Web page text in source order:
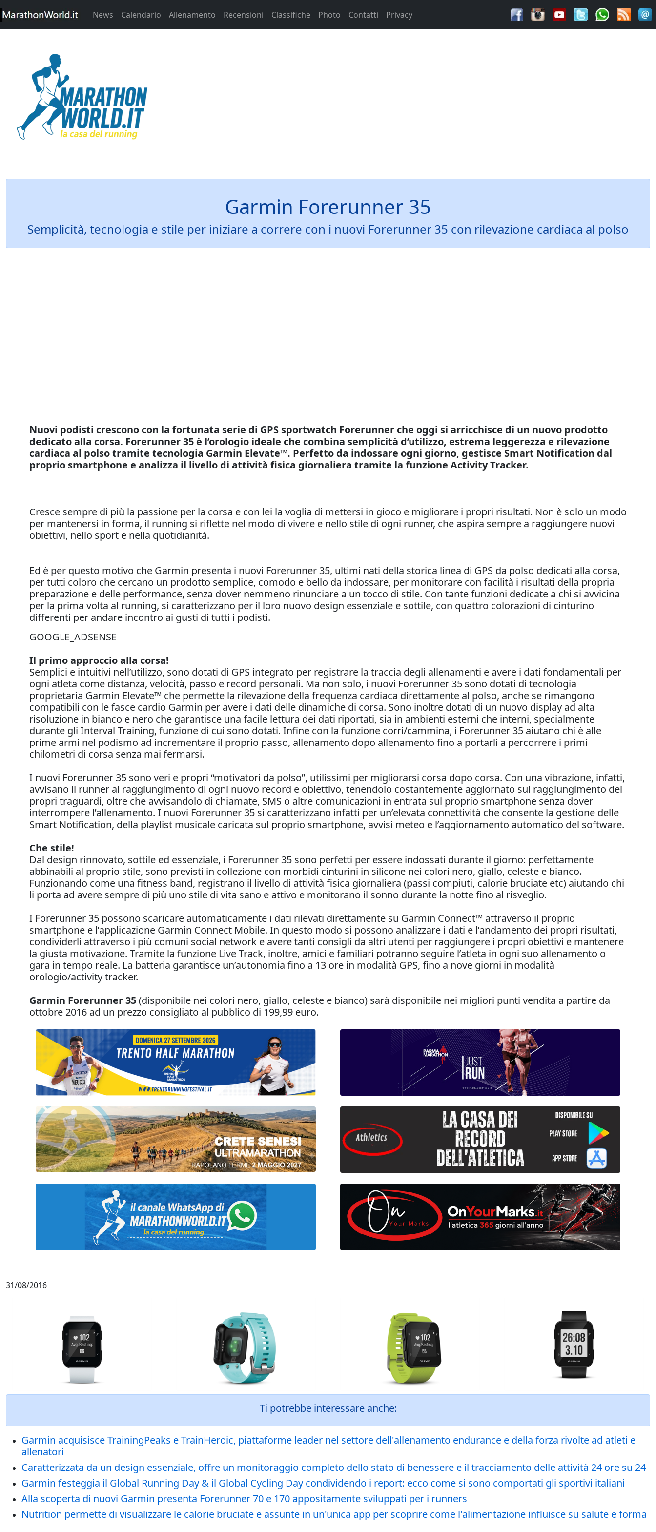
News Calendario Allenamento Recensioni Classifiche Photo Contatti Privacy
Garmin Forerunner 35
Semplicità, tecnologia e stile per iniziare a correre con i nuovi Forerunner 35 con rilevazione cardiaca al polso
Nuovi podisti crescono con la fortunata serie di GPS sportwatch Forerunner che oggi si arricchisce di un nuovo prodotto
dedicato alla corsa. Forerunner 35 è l’orologio ideale che combina semplicità d’utilizzo, estrema leggerezza e rilevazione
cardiaca al polso tramite tecnologia Garmin Elevate™. Perfetto da indossare ogni giorno, gestisce Smart Notification dal
proprio smartphone e analizza il livello di attività fisica giornaliera tramite la funzione Activity Tracker.
Cresce sempre di più la passione per la corsa e con lei la voglia di mettersi in gioco e migliorare i propri risultati. Non è solo un modo
per mantenersi in forma, il running si riflette nel modo di vivere e nello stile di ogni runner, che aspira sempre a raggiungere nuovi
obiettivi, nello sport e nella quotidianità.
Ed è per questo motivo che Garmin presenta i nuovi Forerunner 35, ultimi nati della storica linea di GPS da polso dedicati alla corsa,
per tutti coloro che cercano un prodotto semplice, comodo e bello da indossare, per monitorare con facilità i risultati della propria
preparazione e delle performance, senza dover nemmeno rinunciare a un tocco di stile. Con tante funzioni dedicate a chi si avvicina
per la prima volta al running, si caratterizzano per il loro nuovo design essenziale e sottile, con quattro colorazioni di cinturino
differenti per andare incontro ai gusti di tutti i podisti.
GOOGLE_ADSENSE
Il primo approccio alla corsa!
Semplici e intuitivi nell’utilizzo, sono dotati di GPS integrato per registrare la traccia degli allenamenti e avere i dati fondamentali per
ogni atleta come distanza, velocità, passo e record personali. Ma non solo, i nuovi Forerunner 35 sono dotati di tecnologia
proprietaria Garmin Elevate™ che permette la rilevazione della frequenza cardiaca direttamente al polso, anche se rimangono
compatibili con le fasce cardio Garmin per avere i dati delle dinamiche di corsa. Sono inoltre dotati di un nuovo display ad alta
risoluzione in bianco e nero che garantisce una facile lettura dei dati riportati, sia in ambienti esterni che interni, specialmente
durante gli Interval Training, funzione di cui sono dotati. Infine con la funzione corri/cammina, i Forerunner 35 aiutano chi è alle
prime armi nel podismo ad incrementare il proprio passo, allenamento dopo allenamento fino a portarli a percorrere i primi
chilometri di corsa senza mai fermarsi.
I nuovi Forerunner 35 sono veri e propri “motivatori da polso”, utilissimi per migliorarsi corsa dopo corsa. Con una vibrazione, infatti,
avvisano il runner al raggiungimento di ogni nuovo record e obiettivo, tenendolo costantemente aggiornato sul raggiungimento dei
propri traguardi, oltre che avvisandolo di chiamate, SMS o altre comunicazioni in entrata sul proprio smartphone senza dover
interrompere l’allenamento. I nuovi Forerunner 35 si caratterizzano infatti per un’elevata connettività che consente la gestione delle
Smart Notification, della playlist musicale caricata sul proprio smartphone, avvisi meteo e l’aggiornamento automatico del software.
Che stile!
Dal design rinnovato, sottile ed essenziale, i Forerunner 35 sono perfetti per essere indossati durante il giorno: perfettamente
abbinabili al proprio stile, sono previsti in collezione con morbidi cinturini in silicone nei colori nero, giallo, celeste e bianco.
Funzionando come una fitness band, registrano il livello di attività fisica giornaliera (passi compiuti, calorie bruciate etc) aiutando chi
li porta ad avere sempre di più uno stile di vita sano e attivo e monitorano il sonno durante la notte fino al risveglio.
I Forerunner 35 possono scaricare automaticamente i dati rilevati direttamente su Garmin Connect™ attraverso il proprio
smartphone e l’applicazione Garmin Connect Mobile. In questo modo si possono analizzare i dati e l’andamento dei propri risultati,
condividerli attraverso i più comuni social network e avere tanti consigli da altri utenti per raggiungere i propri obiettivi e mantenere
la giusta motivazione. Tramite la funzione Live Track, inoltre, amici e familiari potranno seguire l’atleta in ogni suo allenamento o
gara in tempo reale. La batteria garantisce un’autonomia fino a 13 ore in modalità GPS, fino a nove giorni in modalità
orologio/activity tracker.
Garmin Forerunner 35(disponibile nei colori nero, giallo, celeste e bianco) sarà disponibile nei migliori punti vendita a partire da
ottobre 2016 ad un prezzo consigliato al pubblico di 199,99 euro.
31/08/2016
Ti potrebbe interessare anche:
Garmin acquisisce TrainingPeaks e TrainHeroic, piattaforme leader nel settore dell'allenamento endurance e della forza rivolte ad atleti e
allenatori
Caratterizzata da un design essenziale, offre un monitoraggio completo dello stato di benessere e il tracciamento delle attività 24 ore su 24
Garmin festeggia il Global Running Day & il Global Cycling Day condividendo i report: ecco come si sono comportati gli sportivi italiani
Alla scoperta di nuovi Garmin presenta Forerunner 70 e 170 appositamente sviluppati per i runners
Nutrition permette di visualizzare le calorie bruciate e assunte in un'unica app per scoprire come l'alimentazione influisce su salute e forma